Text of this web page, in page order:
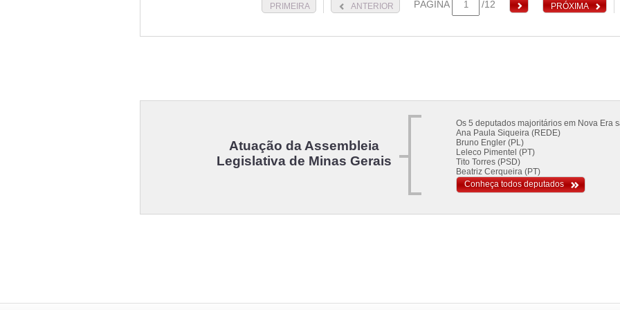
PRIMEIRA ANTERIOR PÁGINA /12 PRÓXIMA
Atuação da Assembleia
Legislativa de Minas Gerais
Os 5 deputados majoritários em Nova Era
Ana Paula Siqueira (REDE)
Bruno Engler (PL)
Leleco Pimentel (PT)
Tito Torres (PSD)
Beatriz Cerqueira (PT)
Conheça todos deputados